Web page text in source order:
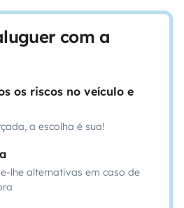
com a
os riscos no veículo e
a escolha é sua!
lhe alternativas em caso de